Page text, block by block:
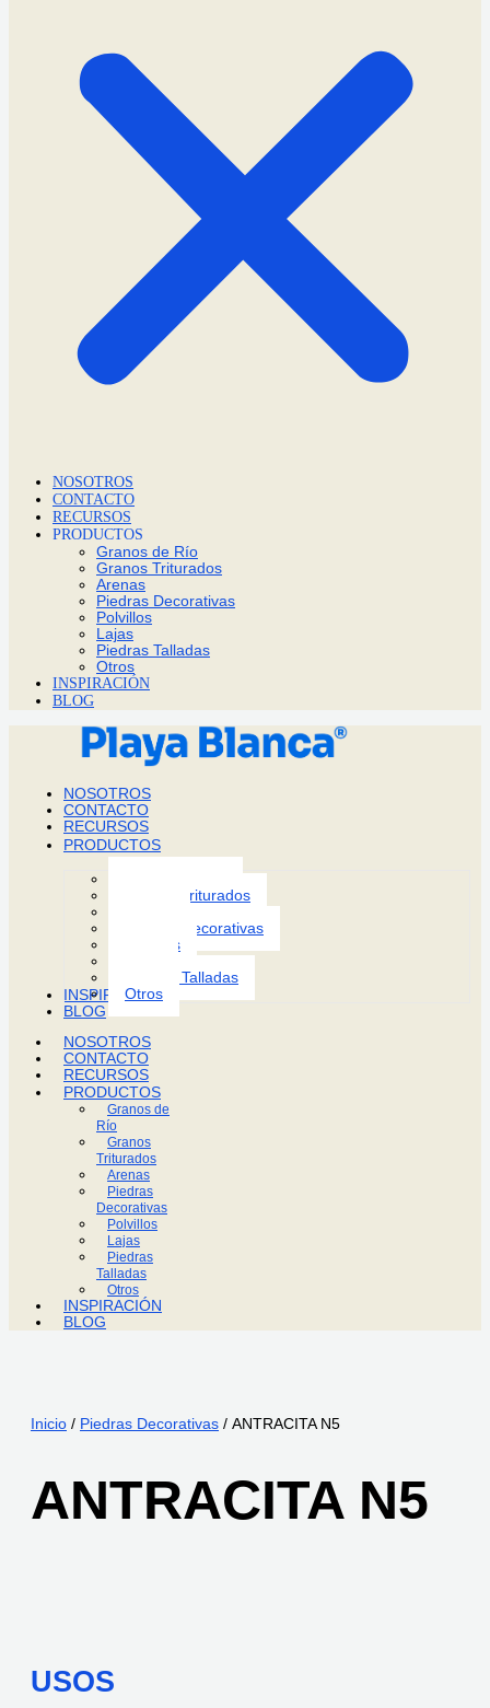
NOSOTROS
CONTACTO
RECURSOS
PRODUCTOS
Granos de Río
Granos Triturados
Arenas
Piedras Decorativas
Polvillos
Lajas
Piedras Talladas
Otros
INSPIRACIÓN
BLOG
NOSOTROS
CONTACTO
RECURSOS
PRODUCTOS
Granos Triturados
Piedras Decorativas
Polvillos
Piedras Talladas
Otros
INSPIRACIÓN
BLOG
NOSOTROS
CONTACTO
RECURSOS
PRODUCTOS
Granos de
Río
Granos
Triturados
Arenas
Piedras
Decorativas
Polvillos
Lajas
Piedras
Talladas
Otros
INSPIRACIÓN
BLOG
Inicio / Piedras Decorativas / ANTRACITA N5
ANTRACITA N5
USOS